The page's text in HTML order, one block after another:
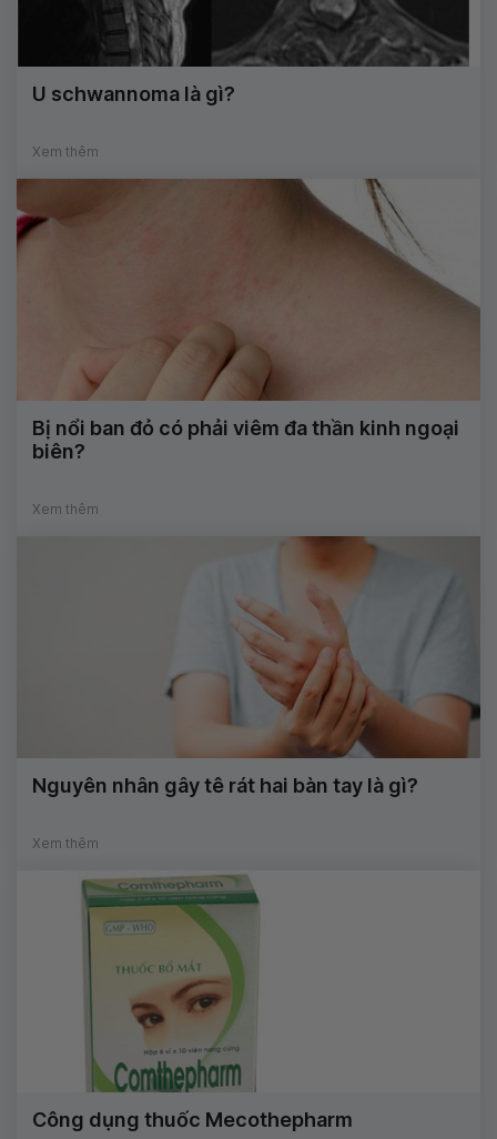
U schwannoma là gì?
Xem thêm
Bị nổi ban đỏ có phải viêm đa thần kinh ngoại
biên?
Xem thêm
Nguyên nhân gây tê rát hai bàn tay là gì?
Xem thêm
Công dụng thuốc Mecothepharm